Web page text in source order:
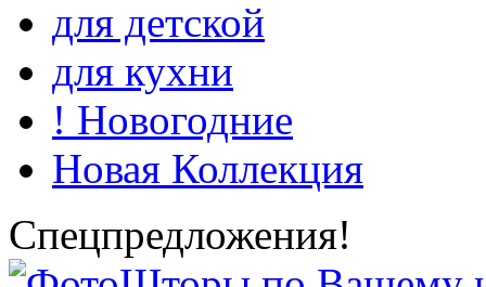
для детской
для кухни
! Новогодние
Новая Коллекция
Спецпредложения!